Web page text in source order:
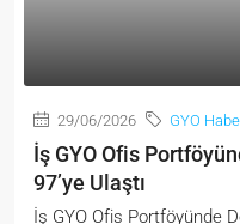
29/06/2026 GYO
İş GYO Ofis
97’ye Ulaştı
İş GYO Ofis Portföyünde